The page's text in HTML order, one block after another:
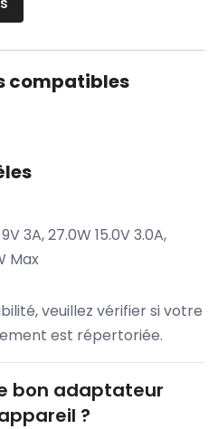
compatibles
3A, 27.0W 15.0V 3.0A,
Max
veuillez vérifier si votre
est répertoriée.
bon adaptateur
?